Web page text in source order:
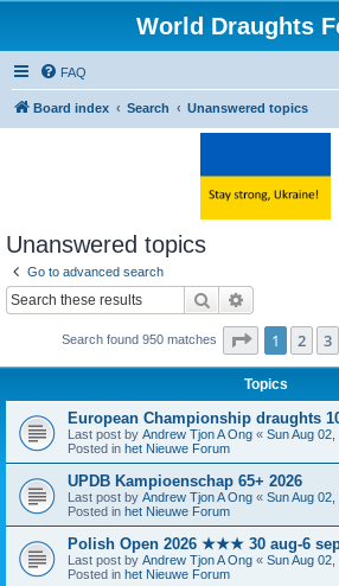
World Draughts
FAQ
Board index Search Unanswered topics
Unanswered topics
Go to advanced search
Search
Search found 950 matches Page 1of 38
1 2 3
Topics
European Championship draughts
Last post by Andrew Tjon A Ong « Sun Aug
Posted in het Nieuwe Forum
UPDB Kampioenschap 65+ 2026
Last post by Andrew Tjon A Ong « Sun Aug
Posted in het Nieuwe Forum
Polish Open 2026 ★★★ 30 aug-6
Last post by Andrew Tjon A Ong « Sun Aug
Posted in het Nieuwe Forum